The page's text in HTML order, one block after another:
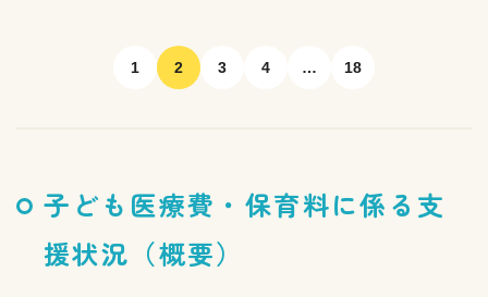
1 2 3 4 … 18
子ども医療費・保育料に係る支
援状況（概要）